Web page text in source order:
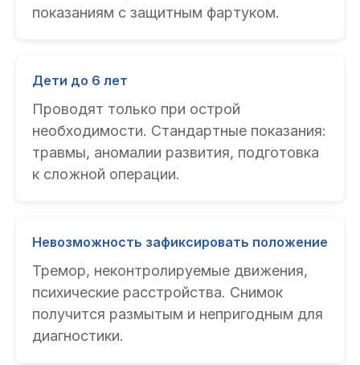
показаниям с защитным фартуком.
Дети до 6 лет
Проводят только при острой
необходимости. Стандартные показания:
травмы, аномалии развития, подготовка
к сложной операции.
Невозможность зафиксировать положение
Тремор, неконтролируемые движения,
психические расстройства. Снимок
получится размытым и непригодным для
диагностики.